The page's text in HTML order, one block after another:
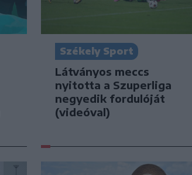
Székely Sport
Látványos meccs
nyitotta a Szuperliga
negyedik fordulóját
(videóval)